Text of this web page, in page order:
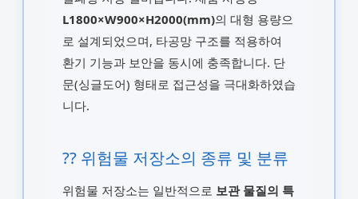
L1800×W900×H2000(mm)의 대형 용량으
로 설계되었으며, 타공망 구조를 적용하여
환기 기능과 보안을 동시에 충족합니다. 단
문(싱글도어) 형태로 접근성을 극대화하였습
니다.
?? 위험물 저장소의 종류 및 분류
위험물 저장소는 일반적으로 보관 물질의 특